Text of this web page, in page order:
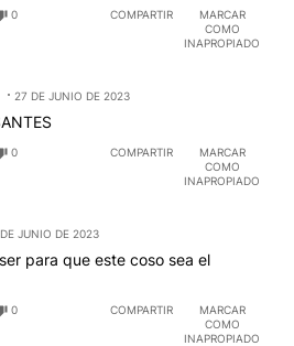
0 COMPARTIR
MARCAR
COMO
INAPROPIADO
27 DE JUNIO DE 2023
0 COMPARTIR
MARCAR
COMO
INAPROPIADO
JUNIO DE 2023
para que este coso sea el
0 COMPARTIR
MARCAR
COMO
INAPROPIADO